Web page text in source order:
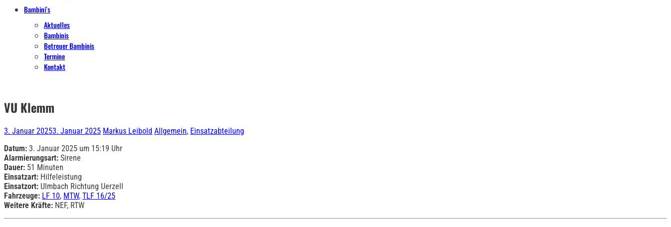
Bambini’s
Aktuelles
Bambinis
Betreuer Bambinis
Termine
Kontakt
VU Klemm
3. Januar 20253. Januar 2025 Markus Leibold Allgemein, Einsatzabteilung
Datum: 3. Januar 2025 um 15:19 Uhr
Alarmierungsart: Sirene
Dauer: 51 Minuten
Einsatzart: Hilfeleistung
Einsatzort: Ulmbach Richtung Uerzell
Fahrzeuge: LF 10, MTW, TLF 16/25
Weitere Kräfte: NEF, RTW